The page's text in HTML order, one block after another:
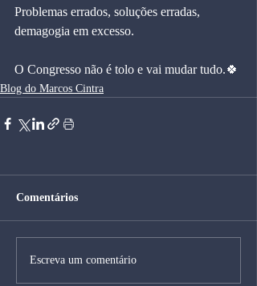
Problemas errados, soluções erradas,
demagogia em excesso.
O Congresso não é tolo e vai mudar tudo.🍀
Blog do Marcos Cintra
Comentários
Escreva um comentário